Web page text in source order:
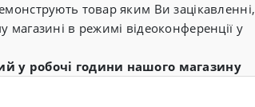
товар яким Ви зацікавленні,
в режимі відеоконференції у
у робочі години нашого магазину